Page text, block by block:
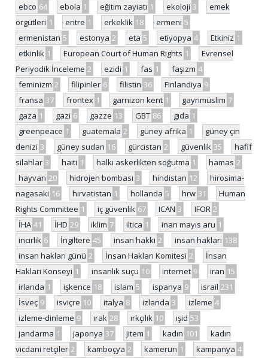
ebco 64 ebola 1 eğitim zayiatı 1 ekoloji 3
emek
örgütleri 1 eritre 1 erkeklik 18 ermeni 5
ermenistan 5 estonya 2 eta 5 etiyopya 4 Etkiniz 1
etkinlik 1 European Court of Human Rights 1
Evrensel
Periyodik İnceleme 2 ezidi 1 fas 1 faşizm 4
feminizm 2 filipinler 6 filistin 36 Finlandiya 9
fransa 37 frontex 1 garnizon kent 1 gayrimüslim 7
gaza 1 gazi 6 gazze 13 GBT 86 gıda 1
greenpeace 1 guatemala 2 güney afrika 1
güney çin
denizi 3 güney sudan 16 gürcistan 2 güvenlik 35
hafif
silahlar 3 haiti 1 halkı askerlikten soğutma 1 hamas 2
hayvan 20 hidrojen bombası 3 hindistan 12
hirosima-
nagasaki 16 hırvatistan 1 hollanda 5 hrw 31
Human
Rights Committee 1 iç güvenlik 67 ICAN 3 IFOR 2
İHA 41 İHD 29 iklim 7 iltica 1 inan mayıs aru 1
incirlik 6 İngiltere 45 insan hakkı 2 insan hakları 138
insan hakları günü 2 İnsan Hakları Komitesi 2
İnsan
Hakları Konseyi 1 insanlık suçu 10 internet 9 iran 15
irlanda 1 işkence 18 islam 5 ispanya 9 israil 231
İsveç 9 isviçre 10 italya 8 izlanda 3 izleme 4
izleme-dinleme 9 ırak 28 ırkçılık 10 ışid 53
jandarma 1 japonya 37 jitem 1 kadın 101
kadın
vicdani retçiler 2 kamboçya 2 kamerun 1 kampanya 4